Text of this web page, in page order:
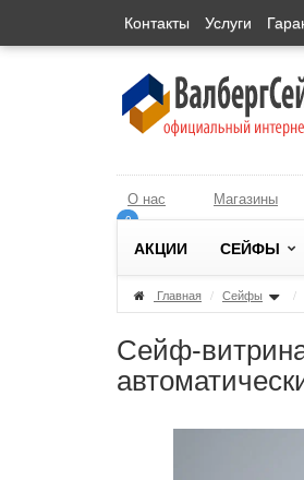
00
Контакты Услуги
О нас Магазины
АКЦИИ СЕЙФЫ
Главная / Сейфы /
Сейф-